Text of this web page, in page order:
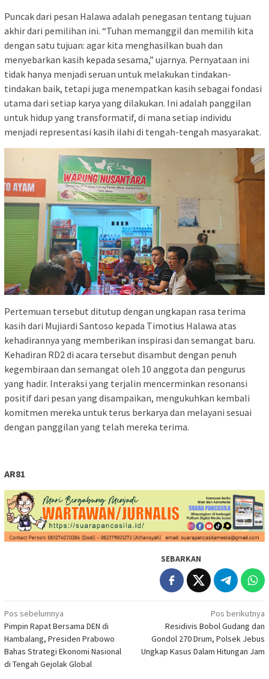
Puncak dari pesan Halawa adalah penegasan tentang tujuan
akhir dari pemilihan ini. “Tuhan memanggil dan memilih kita
dengan satu tujuan: agar kita menghasilkan buah dan
menyebarkan kasih kepada sesama,” ujarnya. Pernyataan ini
tidak hanya menjadi seruan untuk melakukan tindakan-
tindakan baik, tetapi juga menempatkan kasih sebagai fondasi
utama dari setiap karya yang dilakukan. Ini adalah panggilan
untuk hidup yang transformatif, di mana setiap individu
menjadi representasi kasih ilahi di tengah-tengah masyarakat.
Pertemuan tersebut ditutup dengan ungkapan rasa terima
kasih dari Mujiardi Santoso kepada Timotius Halawa atas
kehadirannya yang memberikan inspirasi dan semangat baru.
Kehadiran RD2 di acara tersebut disambut dengan penuh
kegembiraan dan semangat oleh 10 anggota dan pengurus
yang hadir. Interaksi yang terjalin mencerminkan resonansi
positif dari pesan yang disampaikan, mengukuhkan kembali
komitmen mereka untuk terus berkarya dan melayani sesuai
dengan panggilan yang telah mereka terima.
AR81
SEBARKAN
Navigasi
pos
Pos sebelumnya
Pimpin Rapat Bersama DEN di
Hambalang, Presiden Prabowo
Bahas Strategi Ekonomi Nasional
di Tengah Gejolak Global
Pos berikutnya
Residivis Bobol Gudang dan
Gondol 270 Drum, Polsek Jebus
Ungkap Kasus Dalam Hitungan Jam